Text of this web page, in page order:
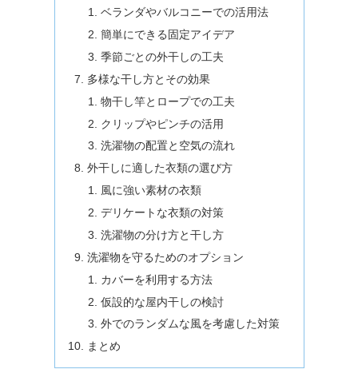
ベランダやバルコニーでの活用法
簡単にできる固定アイデア
季節ごとの外干しの工夫
多様な干し方とその効果
物干し竿とロープでの工夫
クリップやピンチの活用
洗濯物の配置と空気の流れ
外干しに適した衣類の選び方
風に強い素材の衣類
デリケートな衣類の対策
洗濯物の分け方と干し方
洗濯物を守るためのオプション
カバーを利用する方法
仮設的な屋内干しの検討
外でのランダムな風を考慮した対策
まとめ